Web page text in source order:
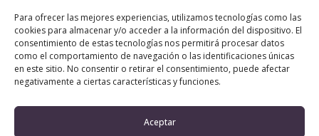
Para ofrecer las mejores experiencias, utilizamos tecnologías como las
cookies para almacenar y/o acceder a la información del dispositivo. El
consentimiento de estas tecnologías nos permitirá procesar datos
como el comportamiento de navegación o las identificaciones únicas
en este sitio. No consentir o retirar el consentimiento, puede afectar
negativamente a ciertas características y funciones.
Aceptar
Restaurante
Taberna